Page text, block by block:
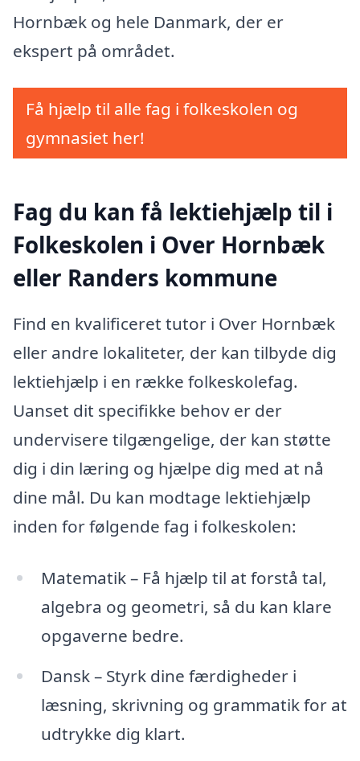
Hornbæk og hele Danmark, der er
ekspert på området.
Få hjælp til alle fag i folkeskolen og
gymnasiet her!
Fag du kan få lektiehjælp til i
Folkeskolen i Over Hornbæk
eller Randers kommune
Find en kvalificeret tutor i Over Hornbæk
eller andre lokaliteter, der kan tilbyde dig
lektiehjælp i en række folkeskolefag.
Uanset dit specifikke behov er der
undervisere tilgængelige, der kan støtte
dig i din læring og hjælpe dig med at nå
dine mål. Du kan modtage lektiehjælp
inden for følgende fag i folkeskolen:
Matematik – Få hjælp til at forstå tal,
algebra og geometri, så du kan klare
opgaverne bedre.
Dansk – Styrk dine færdigheder i
læsning, skrivning og grammatik for at
udtrykke dig klart.